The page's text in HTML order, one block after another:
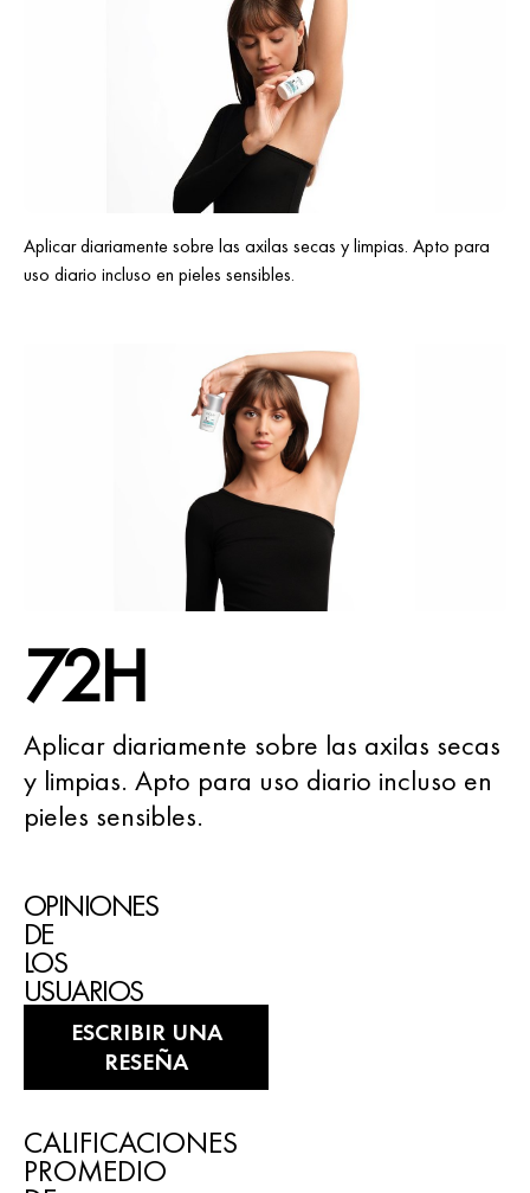
Aplicar diariamente sobre las axilas secas y limpias. Apto para
uso diario incluso en pieles sensibles.
72H
Aplicar diariamente sobre las axilas secas
y limpias. Apto para uso diario incluso en
pieles sensibles.
OPINIONES
DE
LOS
USUARIOS
ESCRIBIR UNA
RESEÑA
CALIFICACIONES
PROMEDIO